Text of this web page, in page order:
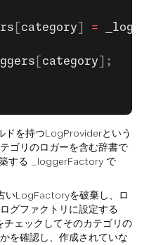
category =
category ];
ドを持つLogProviderという
ゴリのロガーを含む辞書で
する _loggerFactory で
いLogFactoryを破棄し、ロ
グファクトリに設定する
ェックしてそのカテゴリの
を確認し、作成されていな